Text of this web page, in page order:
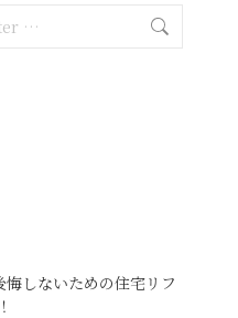
しないための住宅リフ